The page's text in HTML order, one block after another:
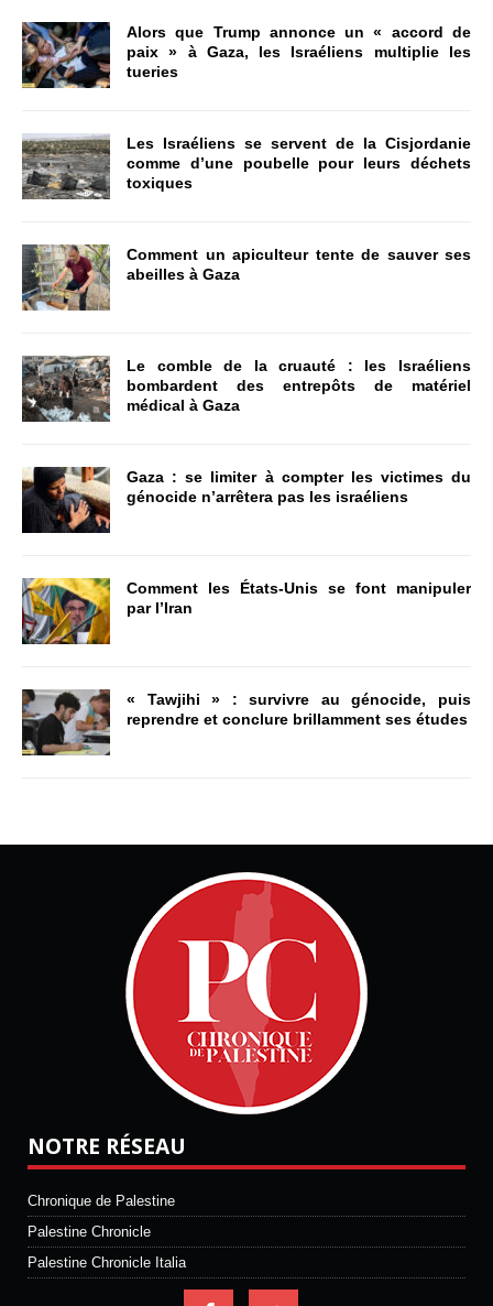
Alors que Trump annonce un « accord de
paix » à Gaza, les Israéliens multiplie les
tueries
Les Israéliens se servent de la Cisjordanie
comme d’une poubelle pour leurs déchets
toxiques
Comment un apiculteur tente de sauver ses
abeilles à Gaza
Le comble de la cruauté : les Israéliens
bombardent des entrepôts de matériel
médical à Gaza
Gaza : se limiter à compter les victimes du
génocide n’arrêtera pas les israéliens
Comment les États-Unis se font manipuler
par l’Iran
« Tawjihi » : survivre au génocide, puis
reprendre et conclure brillamment ses études
NOTRE RÉSEAU
Chronique de Palestine
Palestine Chronicle
Palestine Chronicle Italia